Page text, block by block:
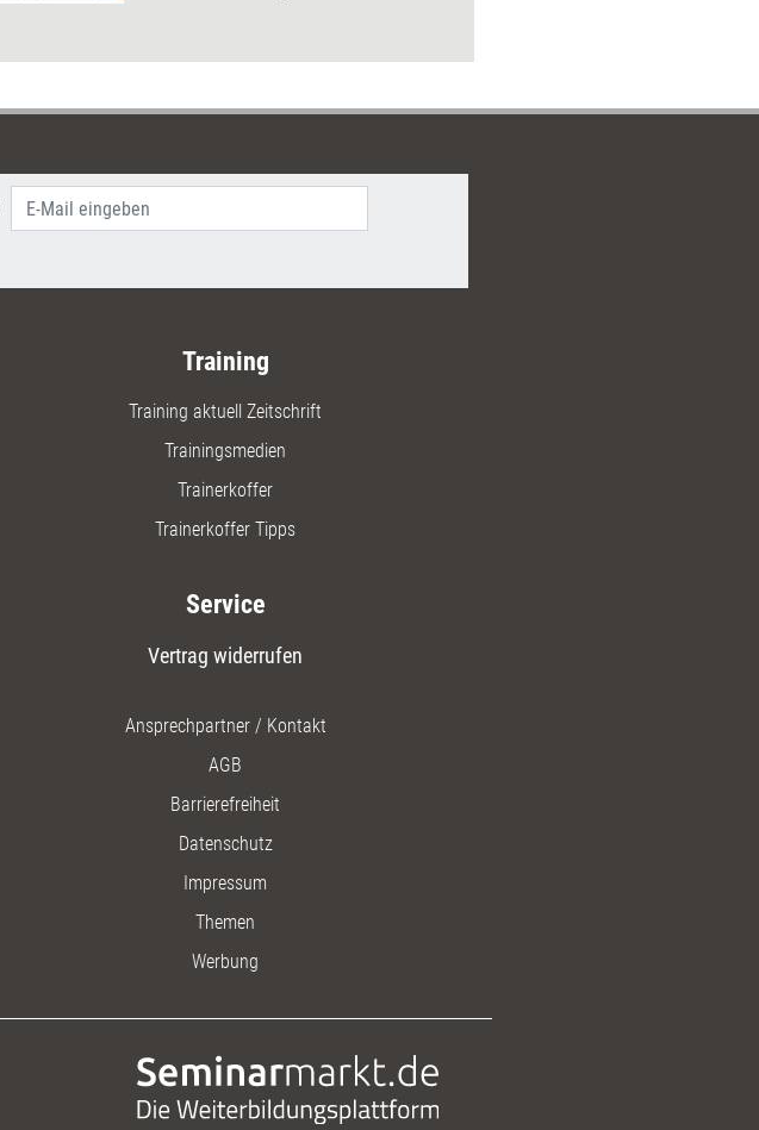
Anrufe etwa Ihrer Kunden einfach
dieses Bundles unterstützen
Training
Training aktuell Zeitschrift
Trainingsmedien
Trainerkoffer
Trainerkoffer Tipps
Service
Vertrag widerrufen
Ansprechpartner / Kontakt
AGB
Barrierefreiheit
Datenschutz
Impressum
Themen
Werbung